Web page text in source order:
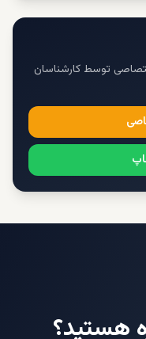
توسط کارشناسان
هستید؟